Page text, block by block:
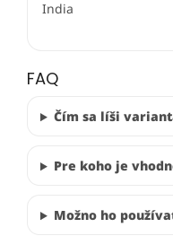
India
FAQ
Čím sa líši
Pre koho je
Možno ho